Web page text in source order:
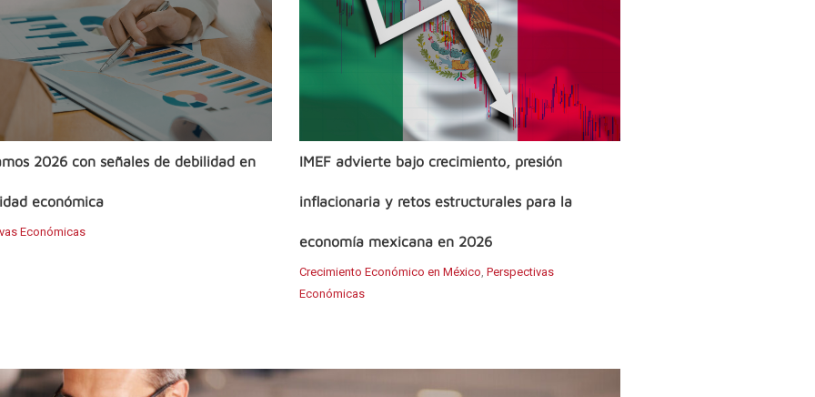
2026 con señales de debilidad en
económica
Económicas
IMEF advierte bajo crecimiento, presión
inflacionaria y retos estructurales para la
economía mexicana en 2026
Crecimiento Económico en México, Perspectivas
Económicas